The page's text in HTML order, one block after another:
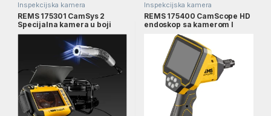
Inspekcijska kamera
REMS 175301 CamSys 2
Specijalna kamera u boji
Komplet S-Color 10 K l
Inspekcijska kamera
REMS 175400 CamScope HD
endoskop sa kamerom l